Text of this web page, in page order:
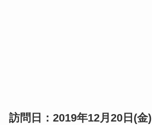
訪問日：2019年12月20日(金)